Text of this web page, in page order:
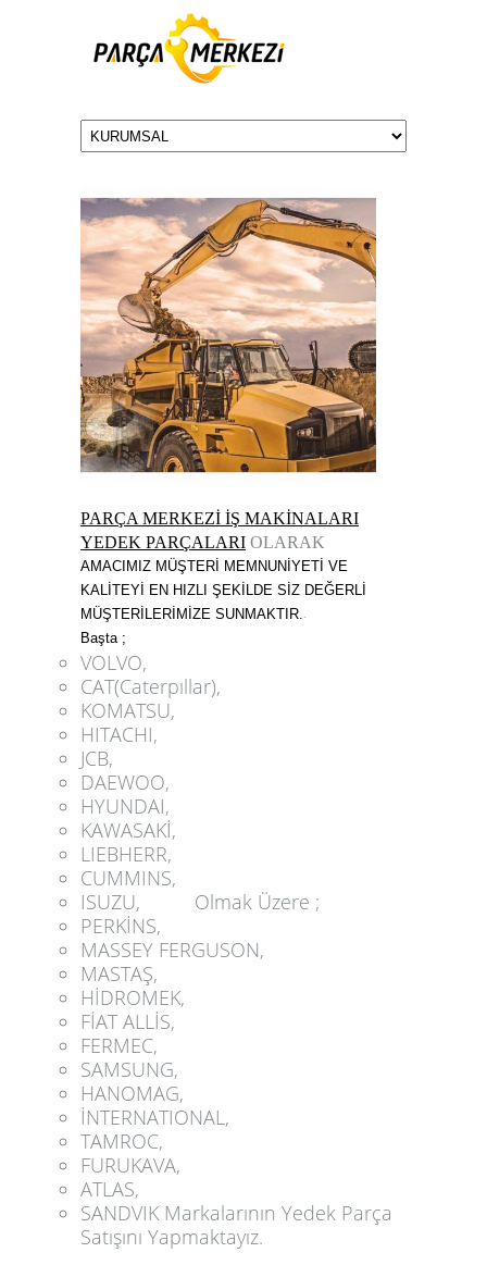
PARÇA MERKEZİ İŞ MAKİNALARI
YEDEK PARÇALARI OLARAK
AMACIMIZ MÜŞTERİ MEMNUNİYETİ VE
KALİTEYİ EN HIZLI ŞEKİLDE SİZ DEĞERLİ
MÜŞTERİLERİMİZE SUNMAKTIR.
Başta ;
VOLVO,
CAT(Caterpıllar),
KOMATSU,
HITACHI,
JCB,
DAEWOO,
HYUNDAI,
KAWASAKİ,
LIEBHERR,
CUMMINS,
ISUZU, Olmak Üzere ;
PERKİNS,
MASSEY FERGUSON,
MASTAŞ,
HİDROMEK,
FİAT ALLİS,
FERMEC,
SAMSUNG,
HANOMAG,
İNTERNATIONAL,
TAMROC,
FURUKAVA,
ATLAS,
SANDVIK Markalarının Yedek Parça
Satışını Yapmaktayız.